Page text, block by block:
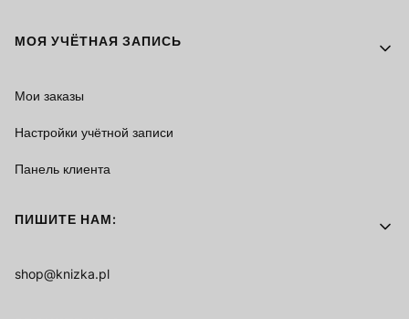
МОЯ УЧЁТНАЯ ЗАПИСЬ
Мои заказы
Настройки учётной записи
Панель клиента
ПИШИТЕ НАМ:
shop@knizka.pl